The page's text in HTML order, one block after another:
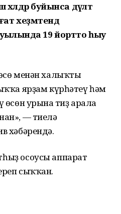
буйынса дәүләт
хеҙмәтендә
19 йортто һыу
менән халыҡты
ярҙам күрһәтеү һәм
урынға тиҙ арала
— тиелә
хәбәрендә.
осоусы аппарат
сыҡҡан.